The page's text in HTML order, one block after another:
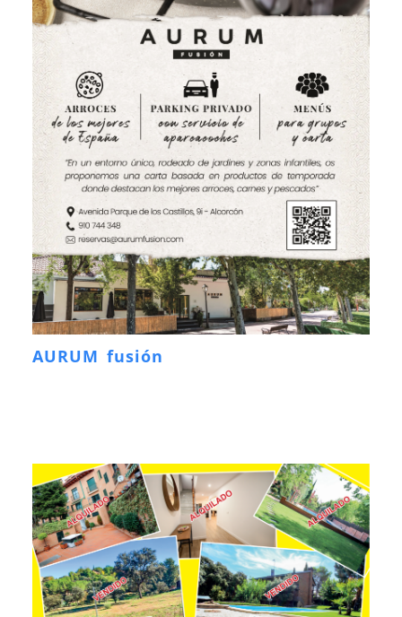
AURUM fusión